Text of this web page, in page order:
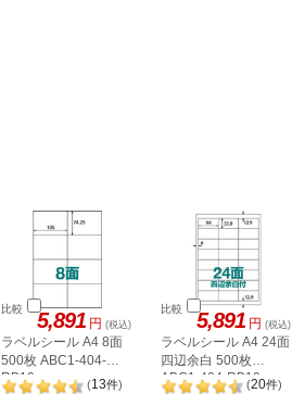
比較 5,891 円 (税込)
ラベルシール A4 8面
500枚 ABC1-404-
RB10
(13件)
比較 5,891 円 (税込)
ラベルシール A4 24面
四辺余白 500枚
ABC1-404-RB19
(20件)